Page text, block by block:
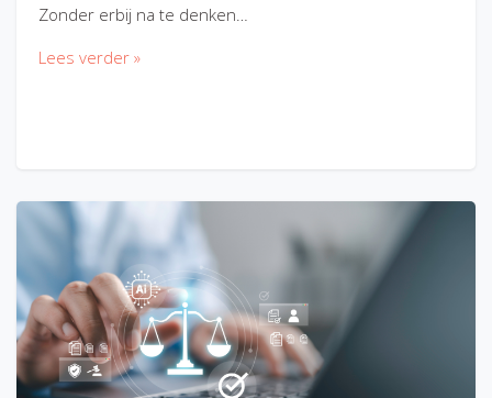
Zonder erbij na te denken…
Lees verder »